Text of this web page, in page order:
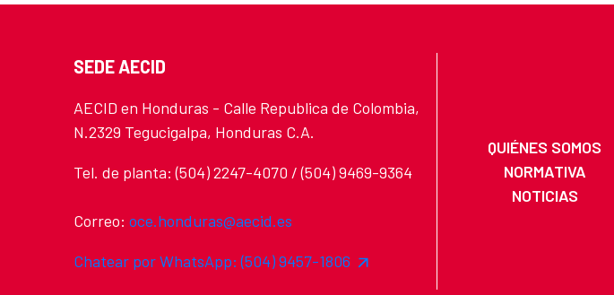
SEDE AECID
AECID en Honduras - Calle Republica de Colombia,
N.2329 Tegucigalpa, Honduras C.A.
Tel. de planta: (504) 2247-4070 / (504) 9469-9364
Correo: oce.honduras@aecid.es
Chatear por WhatsApp: (504) 9457-1806
QUIÉNES SOMOS
NORMATIVA
NOTICIAS